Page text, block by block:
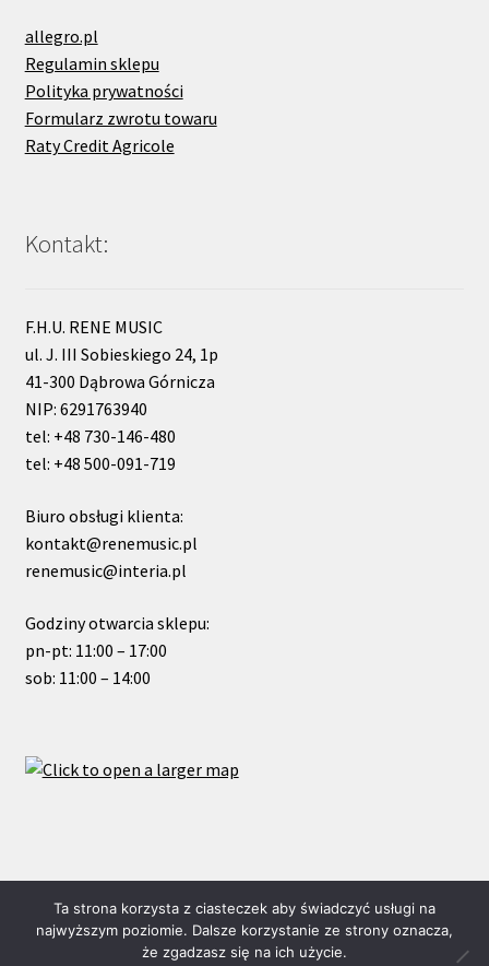
allegro.pl
Regulamin sklepu
Polityka prywatności
Formularz zwrotu towaru
Raty Credit Agricole
Kontakt:
F.H.U. RENE MUSIC
ul. J. III Sobieskiego 24, 1p
41-300 Dąbrowa Górnicza
NIP: 6291763940
tel: +48 730-146-480
tel: +48 500-091-719
Biuro obsługi klienta:
kontakt@renemusic.pl
renemusic@interia.pl
Godziny otwarcia sklepu:
pn-pt: 11:00 – 17:00
sob: 11:00 – 14:00
© ReneMusic 2021 Powered by Michal Zalas
Ta strona korzysta z ciasteczek aby świadczyć usługi na
najwyższym poziomie. Dalsze korzystanie ze strony oznacza,
że zgadzasz się na ich użycie.